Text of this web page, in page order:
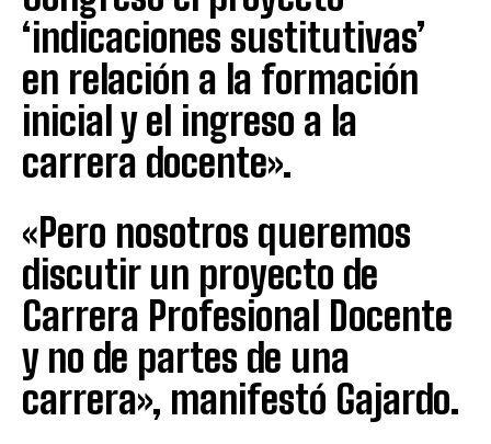
‘indicaciones sustitutivas’
en relación a la formación
inicial y el ingreso a la
carrera docente».
«Pero nosotros queremos
discutir un proyecto de
Carrera Profesional Docente
y no de partes de una
carrera», manifestó Gajardo.